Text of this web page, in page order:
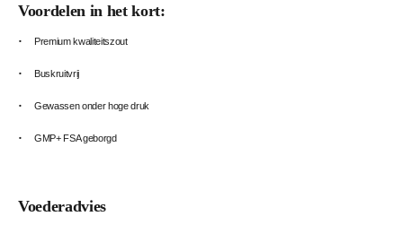
Voordelen in het kort:
Premium kwaliteitszout
Buskruitvrij
Gewassen onder hoge druk
GMP+ FSA geborgd
Voederadvies